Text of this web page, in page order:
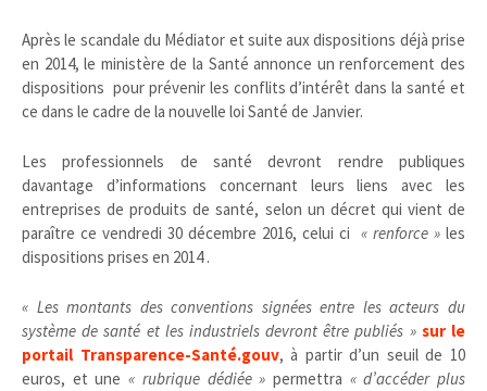
Après le scandale du Médiator et suite aux dispositions déjà prise
en 2014, le ministère de la Santé annonce un renforcement des
dispositions pour prévenir les conflits d’intérêt dans la santé et
ce dans le cadre de la nouvelle loi Santé de Janvier.
Les professionnels de santé devront rendre publiques
davantage d’informations concernant leurs liens avec les
entreprises de produits de santé, selon un décret qui vient de
paraître ce vendredi 30 décembre 2016, celui ci « renforce » les
dispositions prises en 2014 .
« Les montants des conventions signées entre les acteurs du
système de santé et les industriels devront être publiés » sur le
portail Transparence-Santé.gouv, à partir d’un seuil de 10
euros, et une« rubrique dédiée » permettra « d’accéder plus